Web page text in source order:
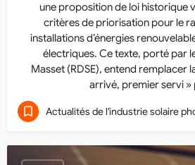
une proposition de loi historique
critères de priorisation pour le
installations d’énergies
électriques. Ce texte, porté par
Masset (RDSE), entend remplacer
arrivé, premier servi »
Actualités de l'industrie solaire